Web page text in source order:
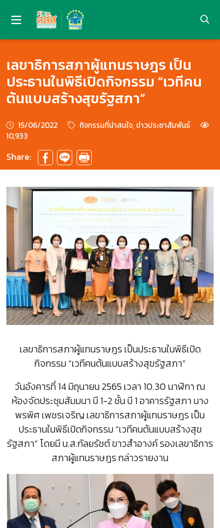
เลขาธิการสภาผู้แทนราษฎร เป็น
ประธานในพิธีเปิดกิจกรรม “เวทีคน
ต้นแบบสร้างสุขรัฐสภา”
15/06/2022
กิจกรรมที่น่าสนใจ, ข่าวประชาสัมพันธ์
10,933
Share:
เลขาธิการสภาผู้แทนราษฎร เป็นประธานในพิธีเปิด
กิจกรรม “เวทีคนต้นแบบสร้างสุขรัฐสภา”
วันอังคารที่ 14 มิถุนายน 2565 เวลา 10.30 นาฬิกา ณ
ห้องจัดประชุมสัมมนา บี 1-2 ชั้น บี 1 อาคารรัฐสภา นาง
พรพิศ เพชรเจริญ เลขาธิการสภาผู้แทนราษฎร เป็น
ประธานในพิธีเปิดกิจกรรม “เวทีคนต้นแบบสร้างสุข
รัฐสภา” โดยมี น.ส.กัลยรัชต์ ขาวสำอางค์ รองเลขาธิการ
สภาผู้แทนราษฎร กล่าวรายงาน